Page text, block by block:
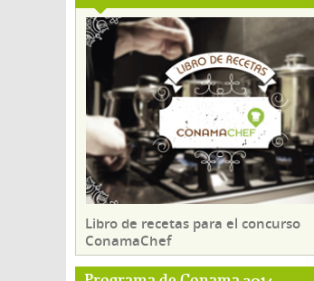
Libro de recetas para el concurso
ConamaChef